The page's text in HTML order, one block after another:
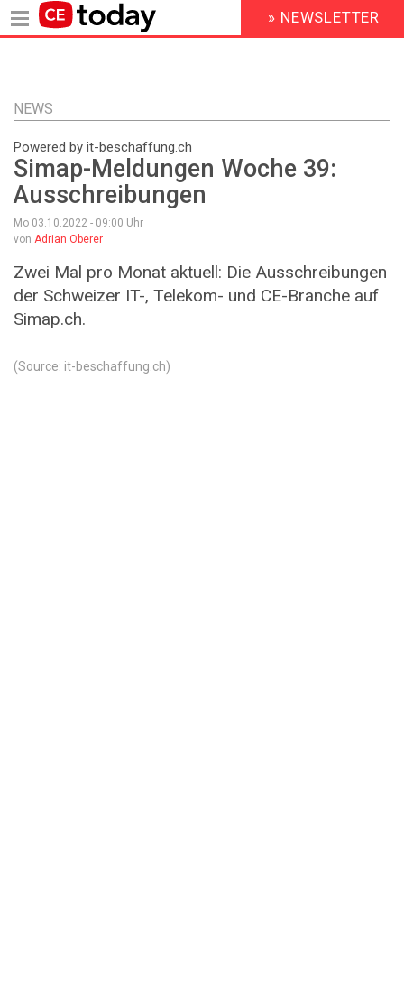
Inhalt
HEADER
MENU
» NEWSLETTER
NEWS
Powered by it-beschaffung.ch
Simap-Meldungen Woche 39:
Ausschreibungen
Mo 03.10.2022 - 09:00 Uhr
von Adrian Oberer
Zwei Mal pro Monat aktuell: Die Ausschreibungen
der Schweizer IT-, Telekom- und CE-Branche auf
Simap.ch.
(Source: it-beschaffung.ch)